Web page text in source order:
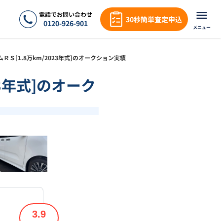
電話でお問い合わせ
0120-926-901 30秒簡単査定申込
メニュー
ＲＳ[1.8万km/2023年式]のオークション実績
式]のオーク
1/15
3.9